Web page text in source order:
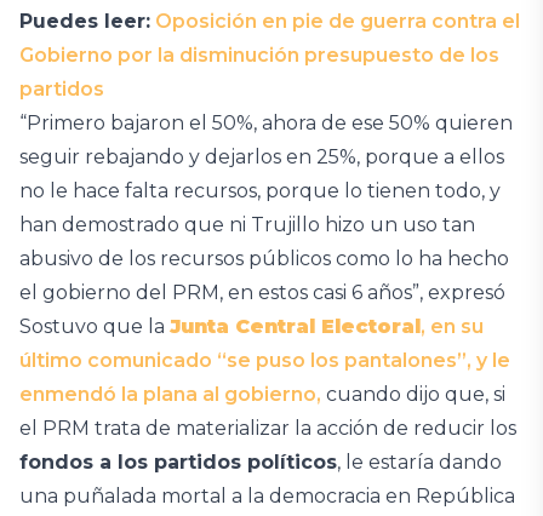
Puedes leer: Oposición en pie de guerra contra el
Gobierno por la disminución presupuesto de los
partidos
“Primero bajaron el 50%, ahora de ese 50% quieren
seguir rebajando y dejarlos en 25%, porque a ellos
no le hace falta recursos, porque lo tienen todo, y
han demostrado que ni Trujillo hizo un uso tan
abusivo de los recursos públicos como lo ha hecho
el gobierno del PRM, en estos casi 6 años”, expresó
Sostuvo que la Junta Central Electoral, en su
último comunicado “se puso los pantalones”, y le
enmendó la plana al gobierno, cuando dijo que, si
el PRM trata de materializar la acción de reducir los
fondos a los partidos políticos, le estaría dando
una puñalada mortal a la democracia en República